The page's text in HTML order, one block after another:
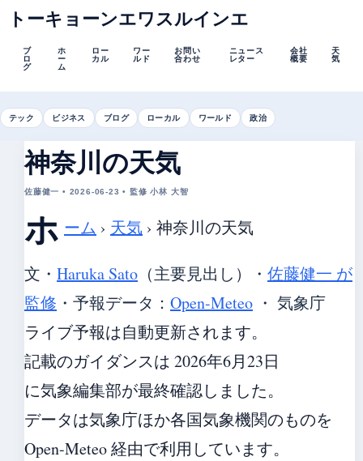
トーキョーンエワスルインエ
ブ
ロ
グ
ホ
ー
ム
ロー
カル
ワー
ルド
お問い
合わせ
ニュース
レター
会社
概要
天
気
テック ビジネス ブログ ローカル ワールド 政治
神奈川の天気
佐藤健一 • 2026-06-23 • 監修 小林 大智
ホ ーム › 天気 › 神奈川の天気
文・ Haruka Sato （主要見出し） ・ 佐藤健一 が
監修 ・ 予報データ： Open-Meteo ・ 気象庁
ライブ予報は自動更新されます。
記載のガイダンスは 2026年6月23日
に気象編集部が最終確認しました。
データは気象庁ほか各国気象機関のものを
Open-Meteo 経由で利用しています。